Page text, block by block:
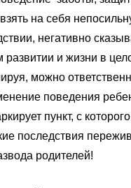
на себя
негативно
и жизни в
можно
поведения
пункт, с
последствия
родителей!